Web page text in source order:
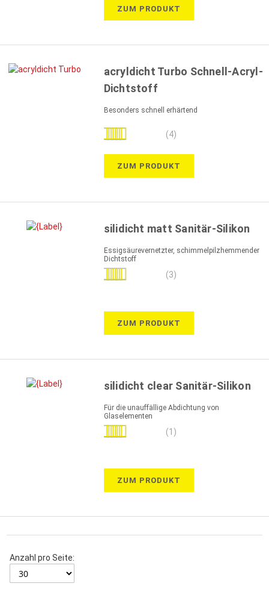
ZUM PRODUKT
acryldicht Turbo Schnell-Acryl-
Dichtstoff
Besonders schnell erhärtend
Bewertung: (4)
ZUM PRODUKT
silidicht matt Sanitär-Silikon
Essigsäurevernetzter, schimmelpilzhemmender
Dichtstoff
Bewertung:
(3)
ZUM PRODUKT
silidicht clear Sanitär-Silikon
Für die unauffällige Abdichtung von
Glaselementen
Bewertung:
(1)
ZUM PRODUKT
Anzahl pro Seite: